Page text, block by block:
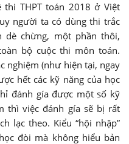
THPT toán 2018 ở Việt
người ta có dùng thi trắc
dè chừng, một phần thôi,
bộ cuộc thi môn toán.
nghiệm (như hiện tại, ngay
hết các kỹ năng của học
đánh gía được một số kỹ
thì việc đánh gía sẽ bị rất
lạc theo. Kiểu “hội nhập”
đòi mà không hiểu bản